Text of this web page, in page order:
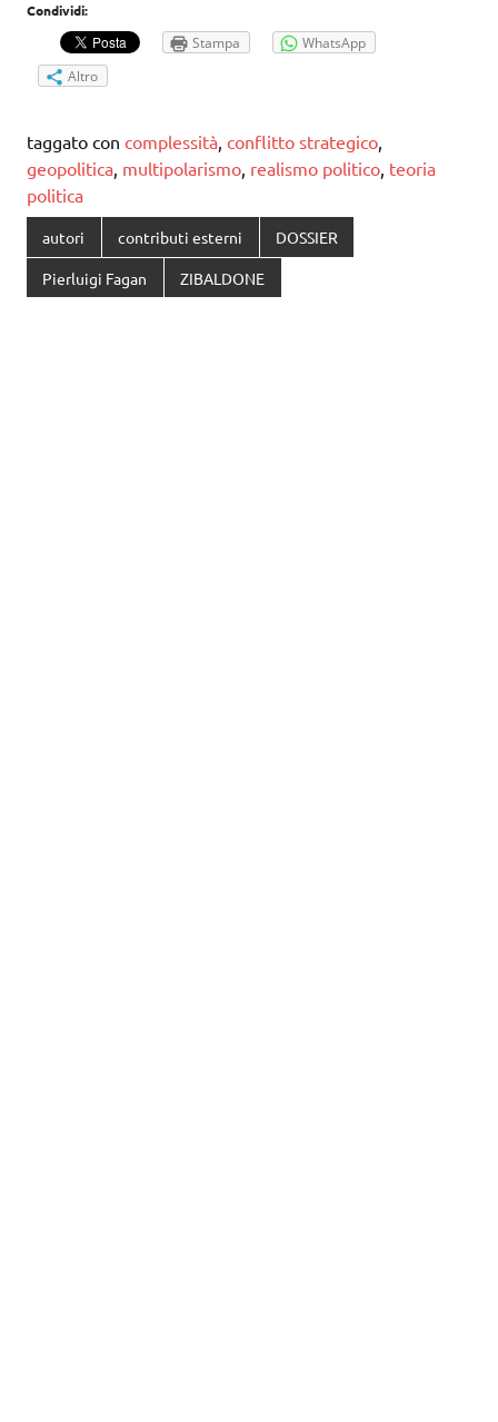
Condividi:
Stampa
WhatsApp
Altro
taggato con complessità, conflitto strategico,
geopolitica, multipolarismo, realismo politico, teoria
politica
autori contributi esterni DOSSIER
Pierluigi Fagan ZIBALDONE